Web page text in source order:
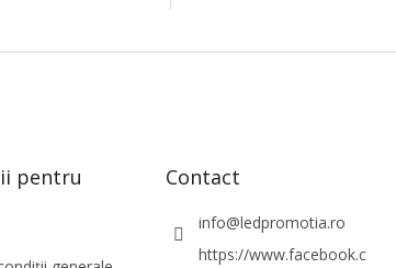
pentru Contact
info@ledpromotia.ro
https://www.facebook.c